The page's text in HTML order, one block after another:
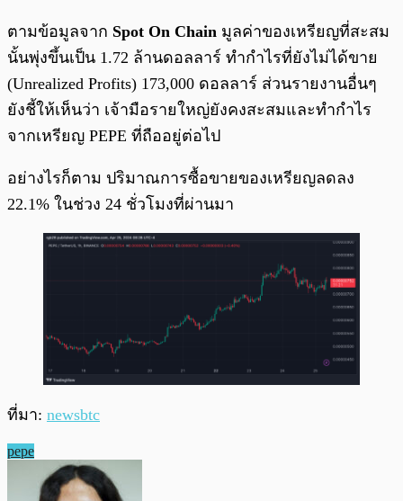
ตามข้อมูลจาก Spot On Chain มูลค่าของเหรียญที่สะสม
นั้นพุ่งขึ้นเป็น 1.72 ล้านดอลลาร์ ทำกำไรที่ยังไม่ได้ขาย
(Unrealized Profits) 173,000 ดอลลาร์ ส่วนรายงานอื่นๆ
ยังชี้ให้เห็นว่า เจ้ามือรายใหญ่ยังคงสะสมและทำกำไร
จากเหรียญ PEPE ที่ถืออยู่ต่อไป
อย่างไรก็ตาม ปริมาณการซื้อขายของเหรียญลดลง
22.1% ในช่วง 24 ชั่วโมงที่ผ่านมา
ที่มา: newsbtc
pepe